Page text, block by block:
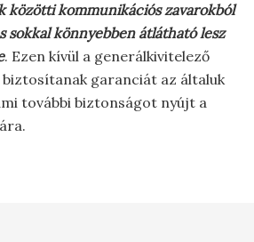
közötti kommunikációs zavarokból
sokkal könnyebben átlátható lesz
. Ezen kívül a generálkivitelező
garanciát az általuk
további biztonságot nyújt a